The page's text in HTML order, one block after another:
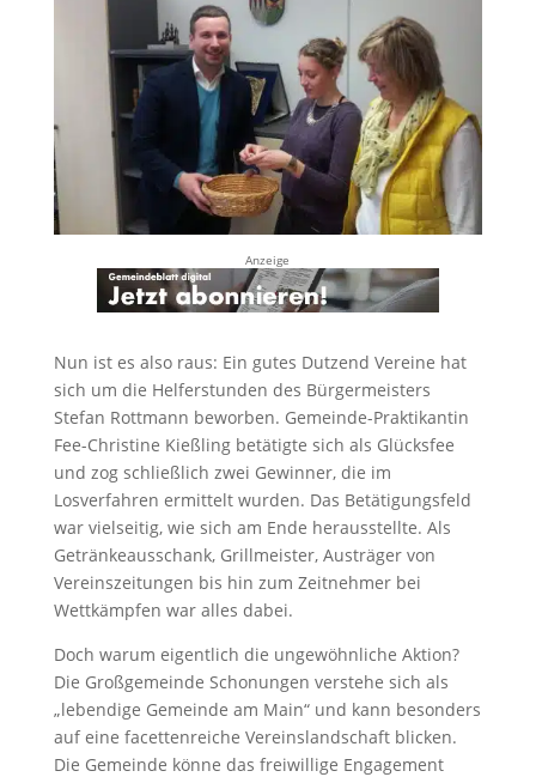
Anzeige
Nun ist es also raus: Ein gutes Dutzend Vereine hat
sich um die Helferstunden des Bürgermeisters
Stefan Rottmann beworben. Gemeinde-Praktikantin
Fee-Christine Kießling betätigte sich als Glücksfee
und zog schließlich zwei Gewinner, die im
Losverfahren ermittelt wurden. Das Betätigungsfeld
war vielseitig, wie sich am Ende herausstellte. Als
Getränkeausschank, Grillmeister, Austräger von
Vereinszeitungen bis hin zum Zeitnehmer bei
Wettkämpfen war alles dabei.
Doch warum eigentlich die ungewöhnliche Aktion?
Die Großgemeinde Schonungen verstehe sich als
„lebendige Gemeinde am Main“ und kann besonders
auf eine facettenreiche Vereinslandschaft blicken.
Die Gemeinde könne das freiwillige Engagement